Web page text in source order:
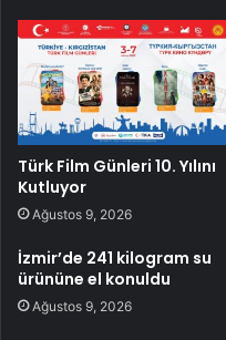
Türk Film Günleri 10. Yılını
Kutluyor
Ağustos 9, 2026
İzmir’de 241 kilogram su
ürününe el konuldu
Ağustos 9, 2026